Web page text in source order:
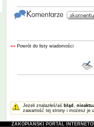
«« Powrót do listy wiadomości
Jeżeli znalazłeś/aś błąd ,
zawartość tej strony i możesz je
ZAKOPIAŃSKI PORTAL